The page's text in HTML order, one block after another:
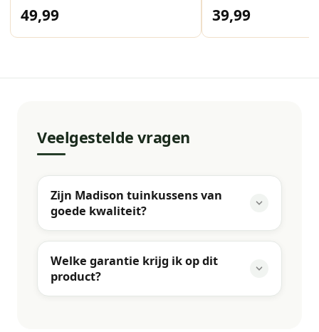
49,99 39,99
Veelgestelde vragen
Zijn Madison tuinkussens van
goede kwaliteit?
Welke garantie krijg ik op dit
product?